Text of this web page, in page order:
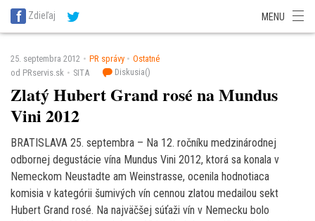
SITA Energetika
SITA Potravinárstvo
Zdieľaj MENU
25. septembra 2012 PR správy
Ostatné
od PRservis.sk
SITA Diskusia()
Zlatý Hubert Grand rosé na Mundus
Vini 2012
BRATISLAVA 25. septembra – Na 12. ročníku medzinárodnej
odbornej degustácie vína Mundus Vini 2012, ktorá sa konala v
Nemeckom Neustadte am Weinstrasse, ocenila hodnotiaca
komisia v kategórii šumivých vín cennou zlatou medailou sekt
Hubert Grand rosé. Na najväčšej súťaži vín v Nemecku bolo